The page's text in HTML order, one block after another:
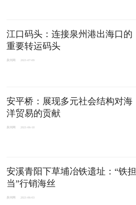
江口码头：连接泉州港出海口的
重要转运码头
泉州网 2021-07-09
安平桥：展现多元社会结构对海
洋贸易的贡献
泉州网 2021-06-18
安溪青阳下草埔冶铁遗址：“铁担
当”行销海丝
泉州网 2021-06-03